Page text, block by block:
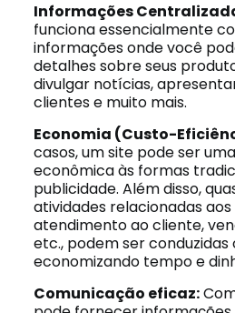
Informações
funciona essencialmente
informações onde você
detalhes sobre seus
divulgar notícias,
clientes e muito mais.
Economia (Custo-
casos, um site pode ser
econômica às formas
publicidade. Além disso,
atividades relacionadas
atendimento ao cliente,
etc., podem ser conduzidas
economizando tempo e
Comunicação eficaz: